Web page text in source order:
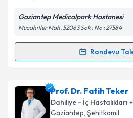
Kişisel verilerimin
Metni'ni okudum ve
kapsamda işlenmesini
Gaziantep Medicalpark Hastanesi
Mücahitler Mah. 52063 Sok . No : 27584
Randevu
Randevu Takvimi Talebi
Prof. Dr. Alper Sevinçiçin
oluşturun. Size bu uzmandan
takvim hazırlandığında e-
Prof. Dr. Fatih Teker
Dahiliye - İç Hastalıkları +
Gaziantep, Şehitkamil